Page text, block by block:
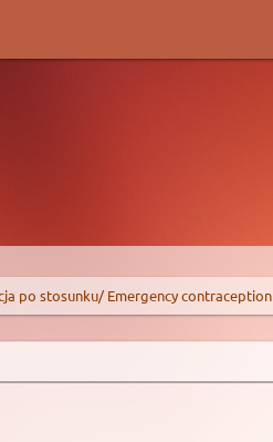
po stosunku/ Emergency contraception